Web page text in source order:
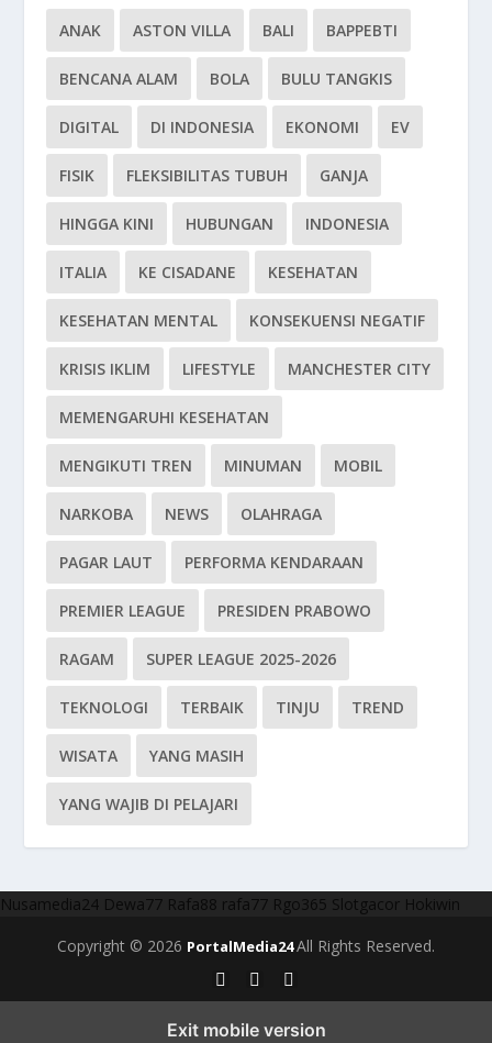
ANAK ASTON VILLA BALI BAPPEBTI
BENCANA ALAM BOLA BULU TANGKIS
DIGITAL DI INDONESIA EKONOMI EV
FISIK FLEKSIBILITAS TUBUH GANJA
HINGGA KINI HUBUNGAN INDONESIA
ITALIA KE CISADANE KESEHATAN
KESEHATAN MENTAL KONSEKUENSI NEGATIF
KRISIS IKLIM LIFESTYLE MANCHESTER CITY
MEMENGARUHI KESEHATAN
MENGIKUTI TREN MINUMAN MOBIL
NARKOBA NEWS OLAHRAGA
PAGAR LAUT PERFORMA KENDARAAN
PREMIER LEAGUE PRESIDEN PRABOWO
RAGAM SUPER LEAGUE 2025-2026
TEKNOLOGI TERBAIK TINJU TREND
WISATA YANG MASIH
YANG WAJIB DI PELAJARI
Nusamedia24 Dewa77 Rafa88 rafa77 Rgo365 Slotgacor Hokiwin
Copyright © 2026 PortalMedia24All Rights Reserved.
Exit mobile version